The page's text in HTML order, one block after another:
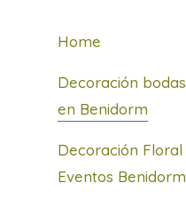
Home
Decoración bodas
en Benidorm
Decoración Floral
Eventos Benidorm